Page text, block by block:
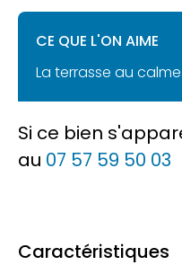
CE QUE L'ON AIME
La terrasse au
Si ce bien
au 07 57 59 50 03
Caractéristiques